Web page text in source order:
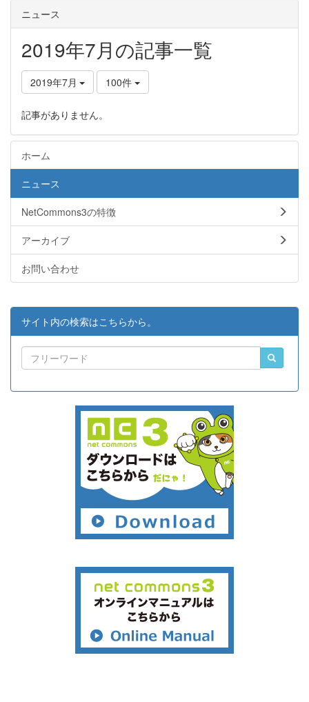
ニュース
2019年7月の記事一覧
2019年7月 100件
記事がありません。
ホーム
ニュース
NetCommons3の特徴
アーカイブ
お問い合わせ
サイト内の検索はこちらから。